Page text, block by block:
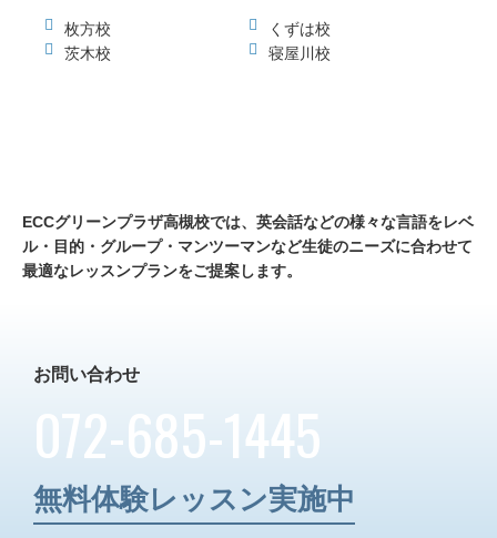
枚方校
くずは校
茨木校
寝屋川校
ECCグリーンプラザ高槻校では、 英会話などの様々な言語をレベ
ル・目的・グループ・マンツーマンなど生徒のニーズに合わせて
最適なレッスンプランをご提案します。
お問い合わせ
072-685-1445
無料体験レッスン実施中